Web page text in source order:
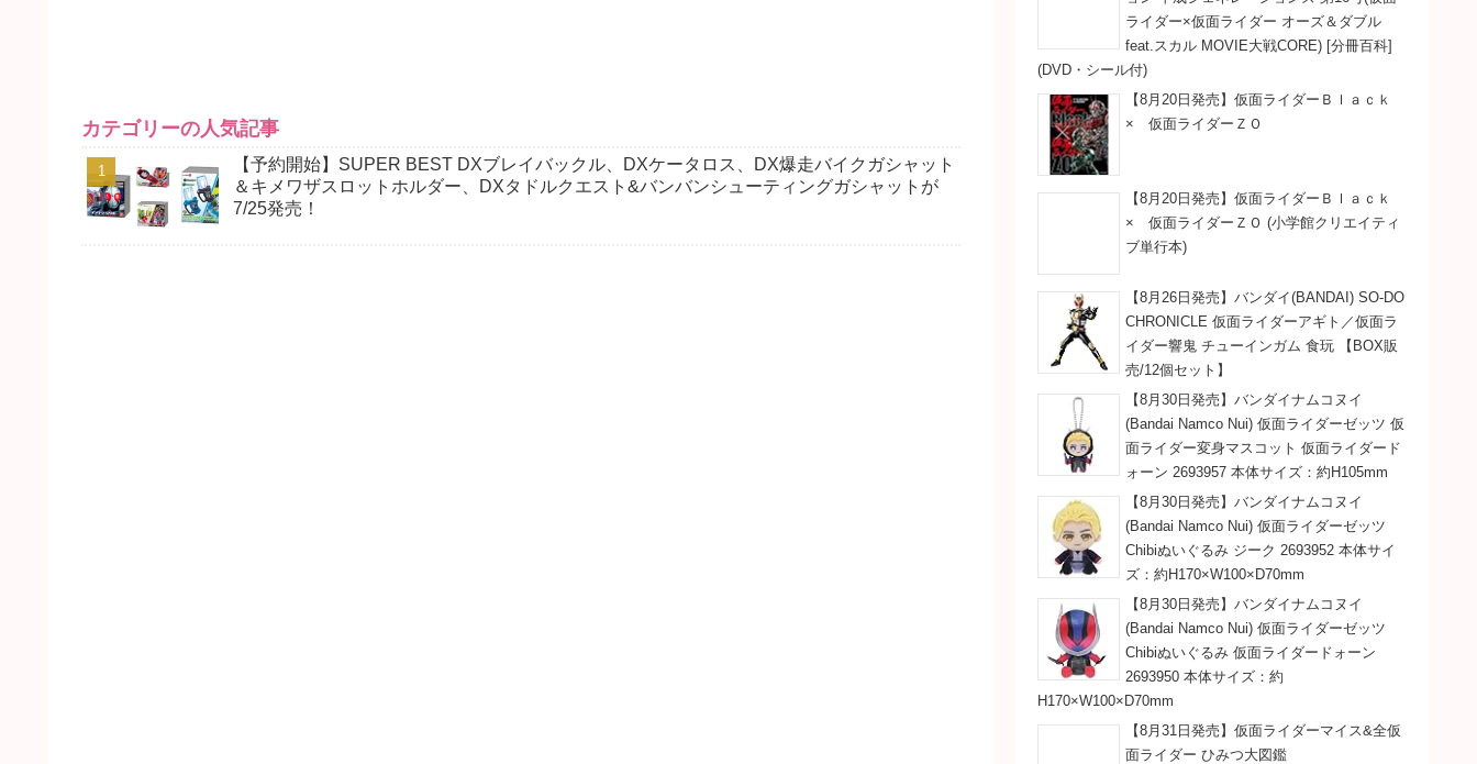
カテゴリーの人気記事
【予約開始】SUPER BEST DXブレイバックル、DXケータロス、DX爆走バイクガシャット
＆キメワザスロットホルダー、DXタドルクエスト&バンバンシューティングガシャットが
7/25発売！
ライダー×仮面ライダー オーズ＆ダブル
feat.スカル MOVIE大戦CORE) [分冊百科]
(DVD・シール付)
【8月20日発売】仮面ライダーＢｌａｃｋ
× 仮面ライダーＺＯ
【8月20日発売】仮面ライダーＢｌａｃｋ
× 仮面ライダーＺＯ (小学館クリエイティ
ブ単行本)
【8月26日発売】バンダイ(BANDAI) SO-DO
CHRONICLE 仮面ライダーアギト／仮面ラ
イダー響鬼 チューインガム 食玩 【BOX販
売/12個セット】
【8月30日発売】バンダイナムコヌイ
(Bandai Namco Nui) 仮面ライダーゼッツ 仮
面ライダー変身マスコット 仮面ライダード
ォーン 2693957 本体サイズ：約H105mm
【8月30日発売】バンダイナムコヌイ
(Bandai Namco Nui) 仮面ライダーゼッツ
Chibiぬいぐるみ ジーク 2693952 本体サイ
ズ：約H170×W100×D70mm
【8月30日発売】バンダイナムコヌイ
(Bandai Namco Nui) 仮面ライダーゼッツ
Chibiぬいぐるみ 仮面ライダードォーン
2693950 本体サイズ：約
H170×W100×D70mm
【8月31日発売】仮面ライダーマイス&全仮
面ライダー ひみつ大図鑑